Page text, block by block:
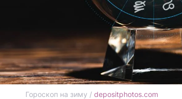
Гороскоп на зиму / depositphotos.com